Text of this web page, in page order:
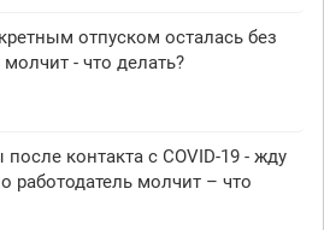
отпуском осталась без
- что делать?
контакта с COVID-19 - жду
работодатель молчит – что